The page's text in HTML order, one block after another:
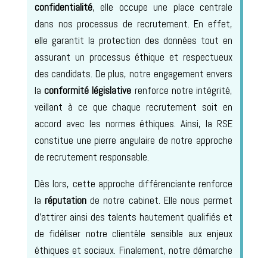
confidentialité, elle occupe une place centrale
dans nos processus de recrutement. En effet,
elle garantit la protection des données tout en
assurant un processus éthique et respectueux
des candidats. De plus, notre engagement envers
laconformité législative renforce notre intégrité,
veillant à ce que chaque recrutement soit en
accord avec les normes éthiques. Ainsi, la RSE
constitue une pierre angulaire de notre approche
de recrutement responsable.
Dès lors, cette approche différenciante renforce
la réputation de notre cabinet. Elle nous permet
d’attirer ainsi des talents hautement qualifiés et
de fidéliser notre clientèle sensible aux enjeux
éthiques et sociaux. Finalement, notre démarche